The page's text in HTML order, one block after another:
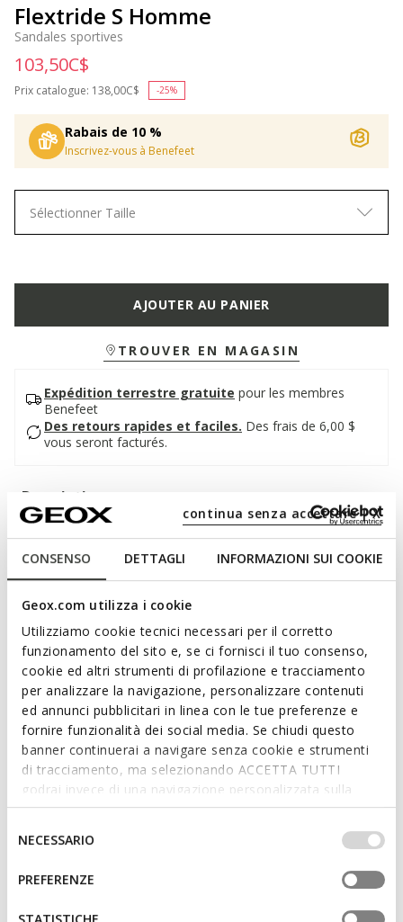
CONSENSO DETTAGLI INFORMAZIONI SUI COOKIE
Geox.com utilizza i cookie
Utilizziamo cookie tecnici necessari per il corretto
funzionamento del sito e, se ci fornisci il tuo consenso,
cookie ed altri strumenti di profilazione e tracciamento
per analizzare la navigazione, personalizzare contenuti
ed annunci pubblicitari in linea con le tue preferenze e
fornire funzionalità dei social media. Se chiudi questo
banner continuerai a navigare senza cookie e strumenti
di tracciamento, ma selezionando ACCETTA TUTTI
godrai invece di una navigazione personalizzata sulla
base dei tuoi gusti ed interessi. Selezionando
IMPOSTAZIONI potrai anche scegliere quali cookies ed
altri strumenti di tracciamento autorizzare. Per maggiori
informazioni o per modificare in qualsiasi momento le
tue impostazioni, visita la nostra
consenso
NECESSARIO
PREFERENZE
continua senza accettare | X
Flextride S Homme
Sandales sportives
Prix catalogue: Price reduced from
138,00C$ -25%
103,50C$
Rabais de 10 %
Inscrivez-vous à Benefeet
Sélectionner Taille
AJOUTER AU PANIER
TROUVER EN MAGASIN
Expédition terrestre gratuite pour les membres
Benefeet
Des retours rapides et faciles. Des frais de 6,00 $
vous seront facturés.
Description
Sandale pour homme à brides réglables, offrant une flexibilité
nubuck, elle est ici proposée dans une teinte bleu marine
pour compléter les tenues décontractées.
CODE PRODUIT:U652JA000EKC4002
Caractéristiques
Amorti optimal qui offre protection et absorption des
impacts et des sollicitations
Flexibilité et élasticité grâce à l’Active Flexibility System
Chaussures entièrement réglables et faciles à porter
Chaussures légères